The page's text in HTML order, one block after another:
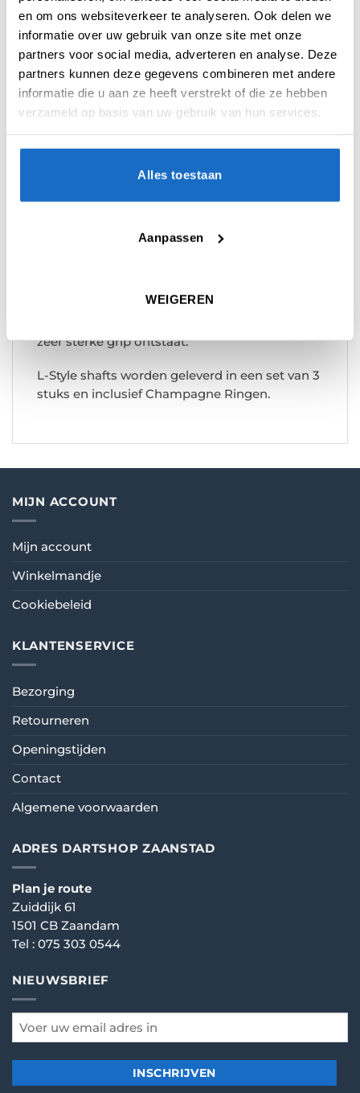
en om ons websiteverkeer te analyseren. Ook delen we
informatie over uw gebruik van onze site met onze
partners voor social media, adverteren en analyse. Deze
partners kunnen deze gegevens combineren met andere
informatie die u aan ze heeft verstrekt of die ze hebben
verzameld op basis van uw gebruik van hun services.
Alles toestaan
Aanpassen
WEIGEREN
AANVULLENDE INFORMATIE
precisie gegoten voor nauwkeurige
Flights met Champagne Ring, deze helpen om
zeer sterke grip ontstaat.
L-Style shafts worden geleverd in een set van 3
stuks en inclusief Champagne Ringen.
MIJN ACCOUNT
Mijn account
Winkelmandje
Cookiebeleid
KLANTENSERVICE
Bezorging
Retourneren
Openingstijden
Contact
Algemene voorwaarden
ADRES DARTSHOP ZAANSTAD
Plan je route
Zuiddijk 61
1501 CB Zaandam
Tel : 075 303 0544
NIEUWSBRIEF
email
*